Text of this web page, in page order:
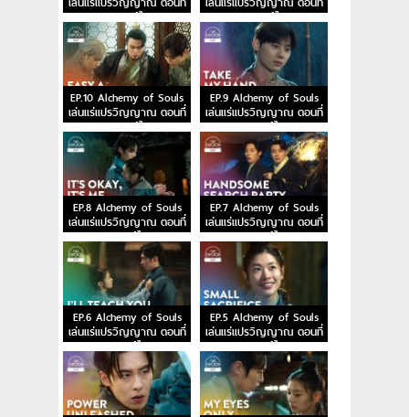
12 พากย์ไทย
11 พากย์ไทย
EP.10 Alchemy of Souls
เล่นแร่แปรวิญญาณ ตอนที่
10 พากย์ไทย
EP.9 Alchemy of Souls
เล่นแร่แปรวิญญาณ ตอนที่
9 พากย์ไทย
EP.8 Alchemy of Souls
เล่นแร่แปรวิญญาณ ตอนที่
8 พากย์ไทย
EP.7 Alchemy of Souls
เล่นแร่แปรวิญญาณ ตอนที่
7 พากย์ไทย
EP.6 Alchemy of Souls
เล่นแร่แปรวิญญาณ ตอนที่
6 พากย์ไทย
EP.5 Alchemy of Souls
เล่นแร่แปรวิญญาณ ตอนที่
5 พากย์ไทย